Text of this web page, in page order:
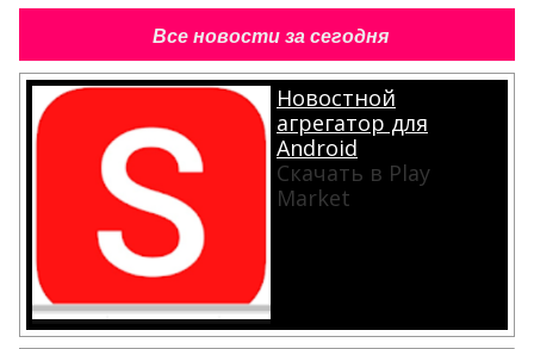
Все новости за сегодня
Новостной
агрегатор для
Android
Скачать в Play
Market